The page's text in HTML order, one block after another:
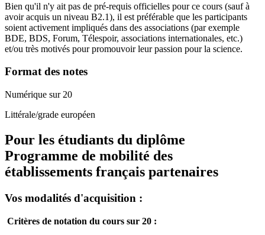
Bien qu'il n'y ait pas de pré-requis officielles pour ce cours (sauf à
avoir acquis un niveau B2.1), il est préférable que les participants
soient activement impliqués dans des associations (par exemple
BDE, BDS, Forum, Télespoir, associations internationales, etc.)
et/ou très motivés pour promouvoir leur passion pour la science.
Format des notes
Numérique sur 20
Littérale/grade européen
Pour les étudiants du diplôme
Programme de mobilité des
établissements français partenaires
Vos modalités d'acquisition :
Critères de notation du cours sur 20 :